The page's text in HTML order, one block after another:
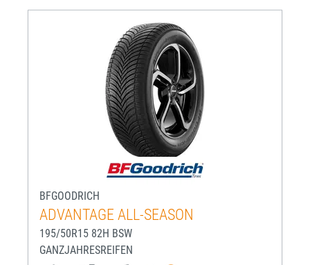
BFGOODRICH
ADVANTAGE ALL-SEASON
195/50R15 82H BSW
GANZJAHRESREIFEN